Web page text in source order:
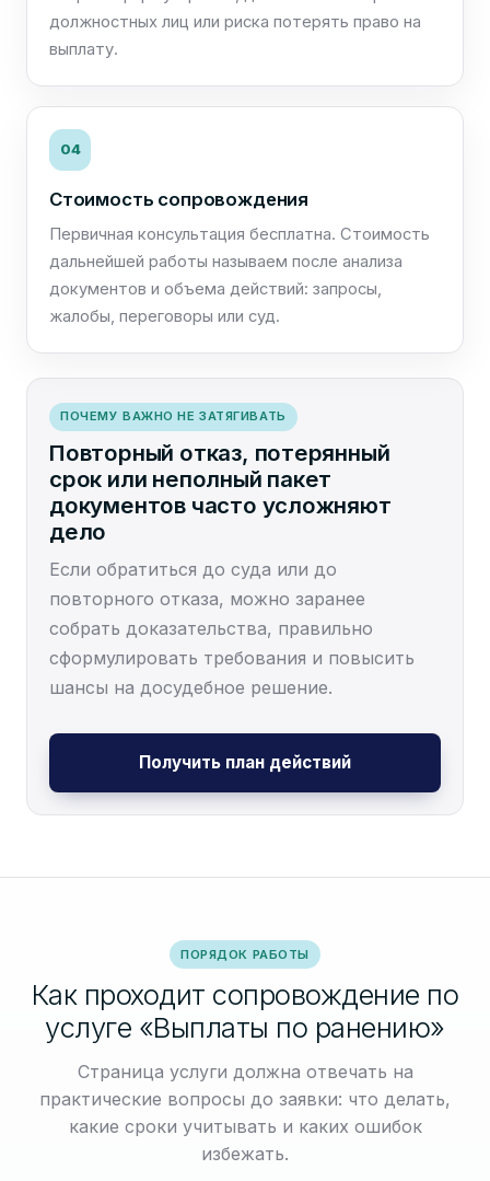
должностных лиц или риска потерять право на
выплату.
04
Стоимость сопровождения
Первичная консультация бесплатна. Стоимость
дальнейшей работы называем после анализа
документов и объема действий: запросы,
жалобы, переговоры или суд.
ПОЧЕМУ ВАЖНО НЕ ЗАТЯГИВАТЬ
Повторный отказ, потерянный
срок или неполный пакет
документов часто усложняют
дело
Если обратиться до суда или до
повторного отказа, можно заранее
собрать доказательства, правильно
сформулировать требования и повысить
шансы на досудебное решение.
Получить план действий
ПОРЯДОК РАБОТЫ
Как проходит сопровождение по
услуге «Выплаты по ранению»
Страница услуги должна отвечать на
практические вопросы до заявки: что делать,
какие сроки учитывать и каких ошибок
избежать.